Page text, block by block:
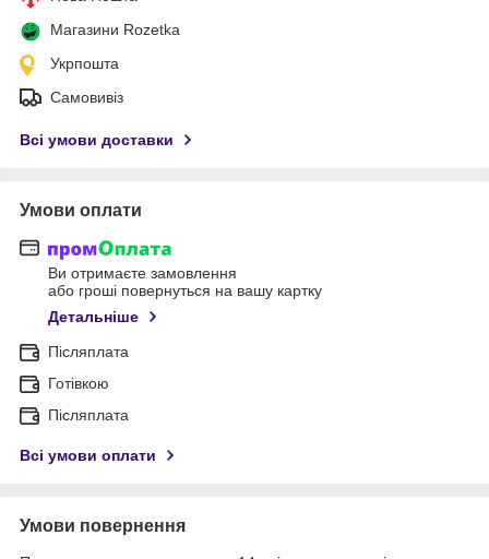
Магазини Rozetka
Укрпошта
Самовивіз
Всі умови доставки
Умови оплати
Ви отримаєте замовлення
або гроші повернуться на вашу картку
Детальніше
Післяплата
Готівкою
Післяплата
Всі умови оплати
Умови повернення